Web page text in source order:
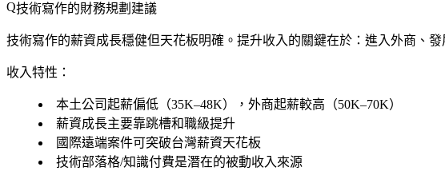
技術寫作的財務規劃建議
技術寫作的薪資成長穩健但天花板明確。提升收入的關鍵在於：進入外商、發
收入特性：
本土公司起薪偏低（35K–48K），外商起薪較高（50K–70K）
薪資成長主要靠跳槽和職級提升
國際遠端案件可突破台灣薪資天花板
技術部落格/知識付費是潛在的被動收入來源